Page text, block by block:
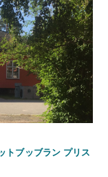
トブッブラン プリス